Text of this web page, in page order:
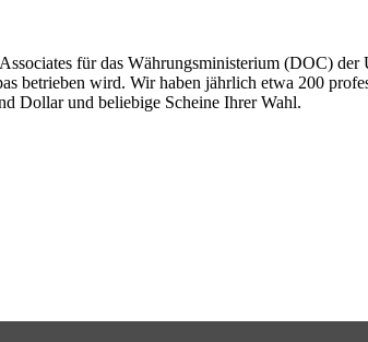
für das Währungsministerium (DOC) der
betrieben wird. Wir haben jährlich etwa 200
Dollar und beliebige Scheine Ihrer Wahl.